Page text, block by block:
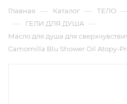
Главная — Каталог — ТЕЛО
— ГЕЛИ ДЛЯ ДУША —
Масло для душа для
Camomilla Blu Shower Oil Atopy-